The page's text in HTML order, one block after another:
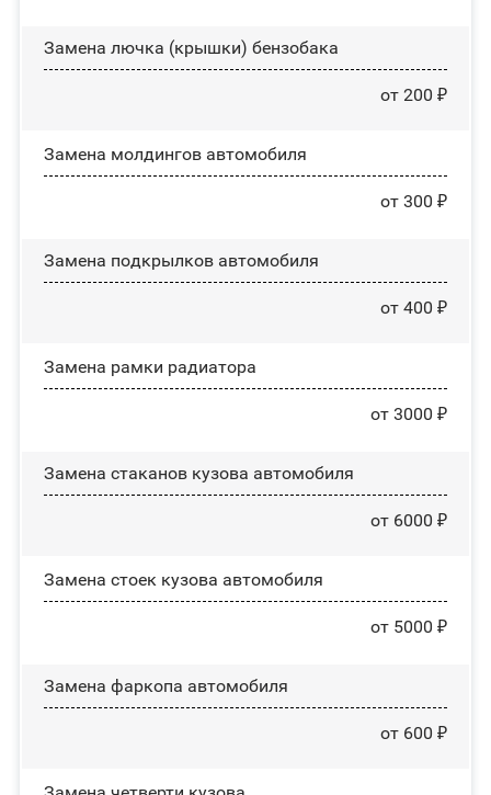
Замена лючка (крышки) бензобака
от 200 ₽
Замена молдингов автомобиля
от 300 ₽
Замена пoдĸpылĸoв автомобиля
от 400 ₽
Замена рамки радиатора
от 3000 ₽
Замена стаканов кузова автомобиля
от 6000 ₽
Замена стоек кузова автомобиля
от 5000 ₽
Замена фаркопа автомобиля
от 600 ₽